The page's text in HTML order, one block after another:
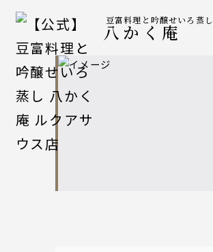
豆富料理と吟醸せいろ蒸し
八かく庵